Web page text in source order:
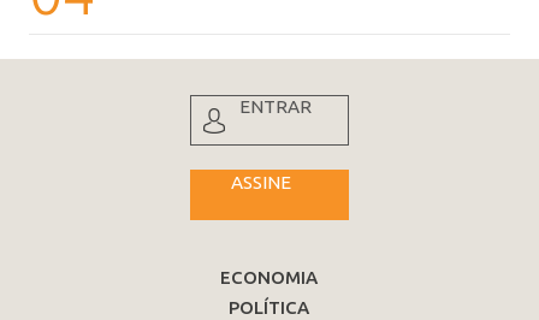
ENTRAR
ASSINE
ECONOMIA
POLÍTICA